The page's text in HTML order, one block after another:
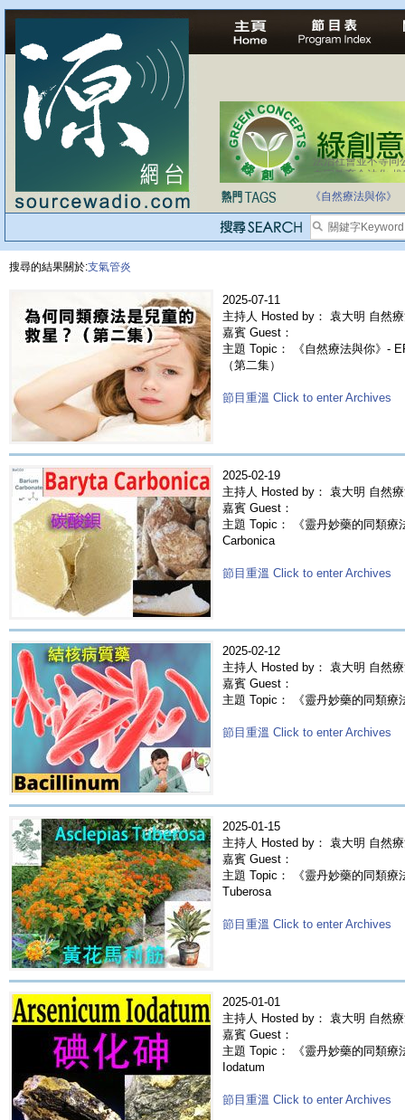
法治社會並不等同
自家教育合法化-
《自然療法與你》
搜尋的結果關於:支氣管炎
2025-07-11
主持人 Hosted by： 袁大明 自然
嘉賓 Guest：
主題 Topic： 《自然療法與你》-
（第二集）
節目重溫 Click to enter Archives
2025-02-19
主持人 Hosted by： 袁大明 自然
嘉賓 Guest：
主題 Topic： 《靈丹妙藥的同類療
Carbonica
節目重溫 Click to enter Archives
2025-02-12
主持人 Hosted by： 袁大明 自然
嘉賓 Guest：
主題 Topic： 《靈丹妙藥的同類
節目重溫 Click to enter Archives
2025-01-15
主持人 Hosted by： 袁大明 自然
嘉賓 Guest：
主題 Topic： 《靈丹妙藥的同類
Tuberosa
節目重溫 Click to enter Archives
2025-01-01
主持人 Hosted by： 袁大明 自然
嘉賓 Guest：
主題 Topic： 《靈丹妙藥的同類
Iodatum
節目重溫 Click to enter Archives